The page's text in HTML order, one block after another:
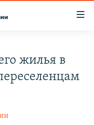
СОПРОТИВЛЕНИЯ
жилья в